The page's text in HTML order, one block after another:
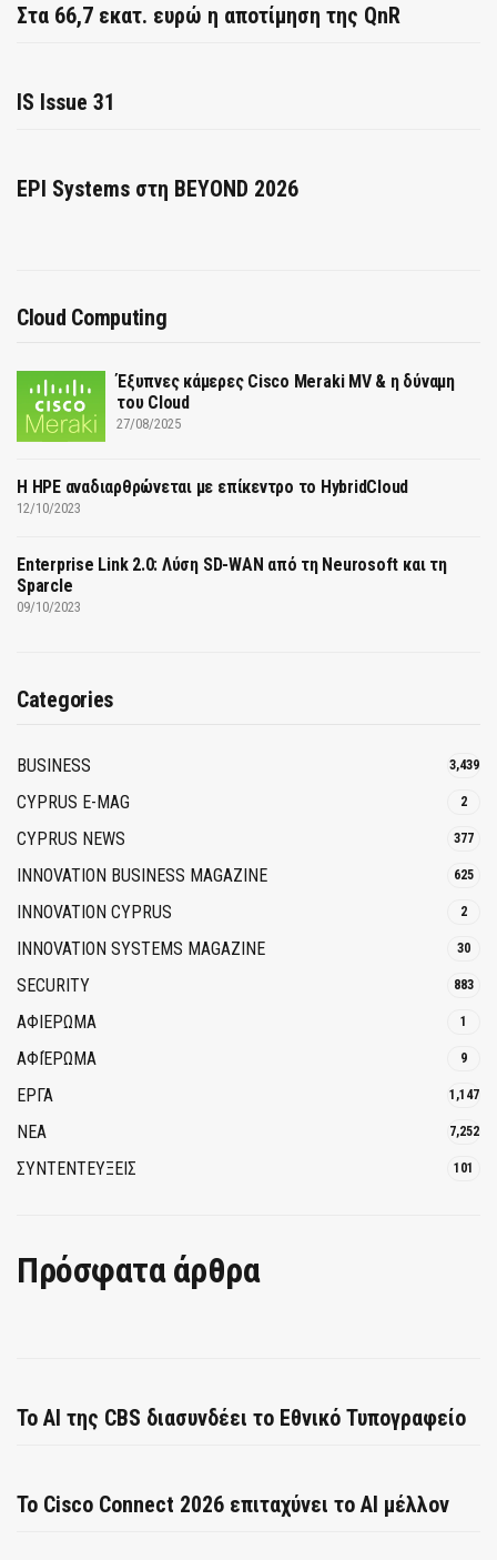
Στα 66,7 εκατ. ευρώ η αποτίμηση της QnR
IS Issue 31
EPI Systems στη BEYOND 2026
Cloud Computing
Έξυπνες κάμερες Cisco Meraki MV & η δύναμη
του Cloud
27/08/2025
H HPE αναδιαρθρώνεται με επίκεντρο το HybridCloud
12/10/2023
Enterprise Link 2.0: Λύση SD-WAN από τη Neurosoft και τη
Sparcle
09/10/2023
Categories
BUSINESS 3,439
CYPRUS E-MAG 2
CYPRUS NEWS 377
INNOVATION BUSINESS MAGAZINE 625
INNOVATION CYPRUS 2
INNOVATION SYSTEMS MAGAZINE 30
SECURITY 883
ΑΦΙΕΡΩΜΑ 1
ΑΦΙΈΡΩΜΑ 9
ΕΡΓΑ 1,147
ΝΕΑ 7,252
ΣΥΝΤΕΝΤΕΥΞΕΙΣ 101
Πρόσφατα άρθρα
Το AI της CBS διασυνδέει το Εθνικό Τυπογραφείο
Το Cisco Connect 2026 επιταχύνει το AI μέλλον